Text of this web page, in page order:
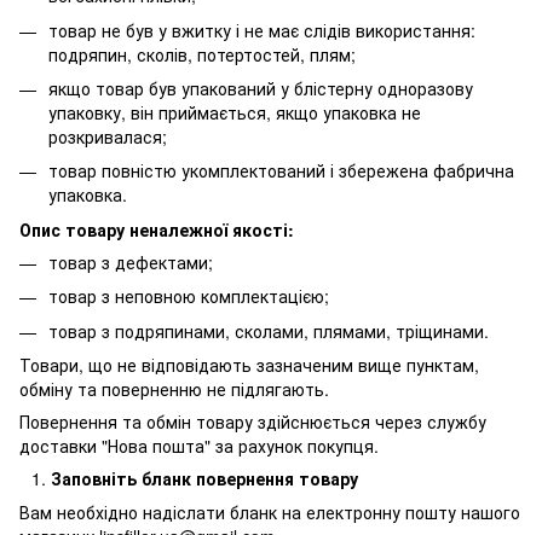
товар не був у вжитку і не має слідів використання:
подряпин, сколів, потертостей, плям;
якщо товар був упакований у блістерну одноразову
упаковку, він приймається, якщо упаковка не
розкривалася;
товар повністю укомплектований і збережена фабрична
упаковка.
Опис товару неналежної якості:
товар з дефектами;
товар з неповною комплектацією;
товар з подряпинами, сколами, плямами, тріщинами.
Товари, що не відповідають зазначеним вище пунктам,
обміну та поверненню не підлягають.
Повернення та обмін товару здійснюється через службу
доставки "Нова пошта" за рахунок покупця.
Заповніть бланк повернення товару
Вам необхідно надіслати бланк на електронну пошту нашого